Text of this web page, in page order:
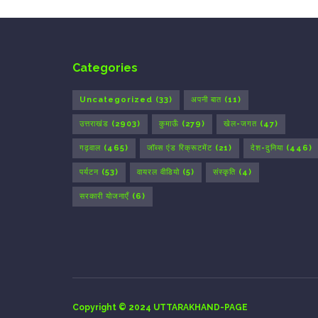
Categories
Uncategorized (33) अपनी बात (11)
उत्तराखंड (2903) कुमाऊँ (279) खेल-जगत (47)
गढ़वाल (465) जॉब्स एंड रिक्रूटमेंट (21) देश-दुनिया (446)
पर्यटन (53) वायरल वीडियो (5) संस्कृति (4)
सरकारी योजनाएँ (6)
Copyright © 2024 UTTARAKHAND-PAGE